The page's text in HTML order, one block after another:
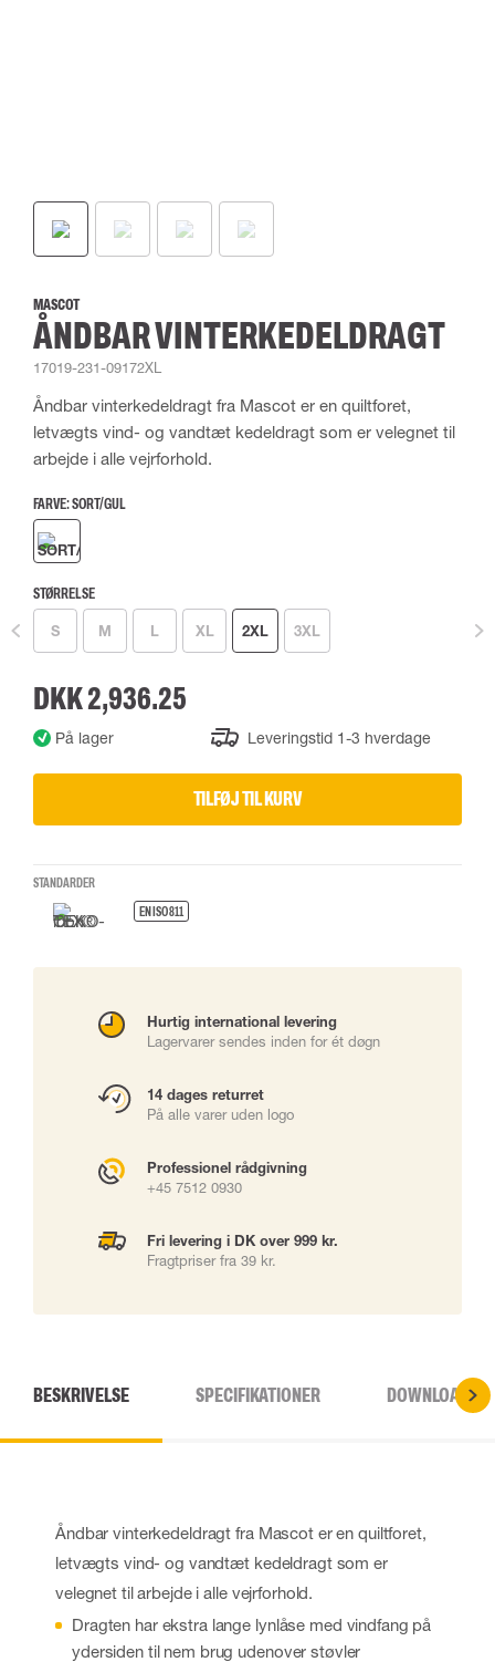
MASCOT
ÅNDBAR VINTERKEDELDRAGT
17019-231-09172XL
Åndbar vinterkedeldragt fra Mascot er en quiltforet,
letvægts vind- og vandtæt kedeldragt som er velegnet til
arbejde i alle vejrforhold.
FARVE:SORT/GUL
STØRRELSE
S M L XL 2XL 3XL
DKK 2,936.25
På lager Leveringstid 1-3 hverdage
TILFØJ TIL KURV
STANDARDER
EN ISO 811
Hurtig international levering
Lagervarer sendes inden for ét døgn
14 dages returret
På alle varer uden logo
Professionel rådgivning
+45 7512 0930
Fri levering i DK over 999 kr.
Fragtpriser fra 39 kr.
BESKRIVELSE SPECIFIKATIONER DOWNLOADS
Åndbar vinterkedeldragt fra Mascot er en quiltforet,
letvægts vind- og vandtæt kedeldragt som er
velegnet til arbejde i alle vejrforhold.
Dragten har ekstra lange lynlåse med vindfang på
ydersiden til nem brug udenover støvler